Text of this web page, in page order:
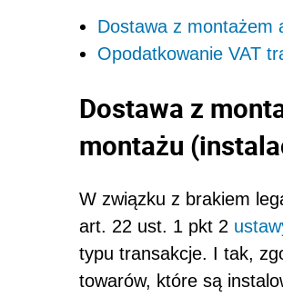
Dostawa z montażem
Opodatkowanie VAT
Dostawa z
montażu
W związku z brakiem
art. 22 ust. 1 pkt 2
typu transakcje. I tak,
towarów, które są